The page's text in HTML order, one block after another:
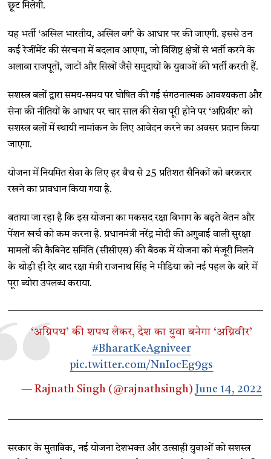
छूट मिलेगी.
यह भर्ती ‘अखिल भारतीय, अखिल वर्ग’ के आधार पर की जाएगी. इससे उन
कई रेजींमेंट की संरचना में बदलाव आएगा, जो विशिष्ट क्षेत्रों से भर्ती करने के
अलावा राजपूतों, जाटों और सिखों जैसे समुदायों के युवाओं की भर्ती करती हैं.
सशस्त्र बलों द्वारा समय-समय पर घोषित की गई संगठनात्मक आवश्यकता और
सेना की नीतियों के आधार पर चार साल की सेवा पूरी होने पर ‘अग्निवीर’ को
सशस्त्र बलों में स्थायी नामांकन के लिए आवेदन करने का अवसर प्रदान किया
जाएगा.
योजना में नियमित सेवा के लिए हर बैच से 25 प्रतिशत सैनिकों को बरकरार
रखने का प्रावधान किया गया है.
बताया जा रहा है कि इस योजना का मकसद रक्षा विभाग के बढ़ते वेतन और
पेंशन खर्च को कम करना है. प्रधानमंत्री नरेंद्र मोदी की अगुवाई वाली सुरक्षा
मामलों की कैबिनेट समिति (सीसीएस) की बैठक में योजना को मंजूरी मिलने
के थोड़ी ही देर बाद रक्षा मंत्री राजनाथ सिंह ने मीडिया को नई पहल के बारे में
पूरा ब्योरा उपलब्ध कराया.
‘अग्निपथ’ की शपथ लेकर, देश का युवा बनेगा ‘अग्निवीर’
#BharatKeAgniveer
pic.twitter.com/NnIocEg9gs
— Rajnath Singh (@rajnathsingh) June 14, 2022
सरकार के मुताबिक, नई योजना देशभक्त और उत्साही युवाओं को सशस्त्र